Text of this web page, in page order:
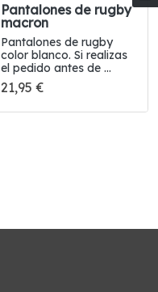
Pantalones de rugby
macron
Pantalones de rugby
color blanco. Si realizas
el pedido antes de ...
21,95 €